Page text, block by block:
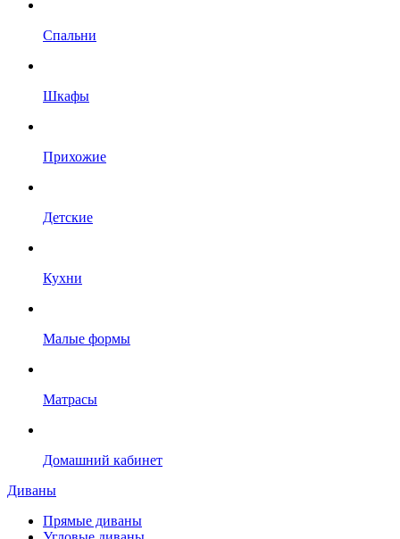
Спальни
Шкафы
Прихожие
Детские
Кухни
Малые формы
Матрасы
Домашний кабинет
Диваны
Прямые диваны